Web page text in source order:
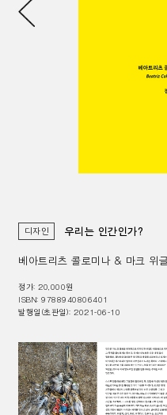
디자인 우리는 인간인가?
베아트리츠 콜로미나 & 마크 위
정가:20,000원
ISBN:9788940806401
발행일(초판일):2021-06-10